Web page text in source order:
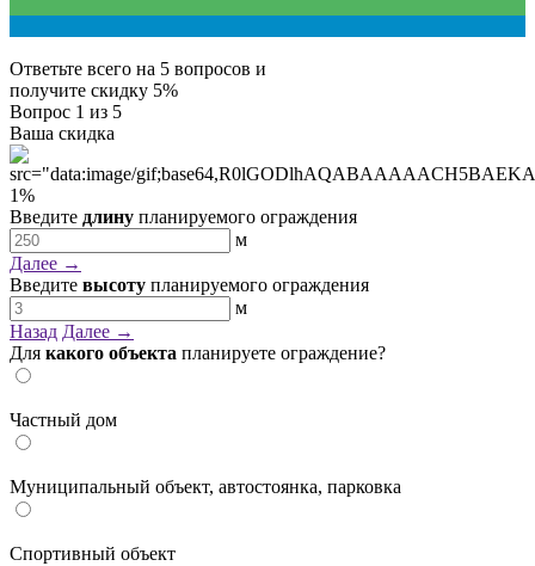
Ответьте всего на 5 вопросов и
получите скидку 5%
Вопрос 1 из 5
Ваша скидка
1%
Введите длину планируемого ограждения
м
Далее →
Введите высоту планируемого ограждения
м
Назад Далее →
Для какого объекта планируете ограждение?
Частный дом
Муниципальный объект, автостоянка, парковка
Спортивный объект